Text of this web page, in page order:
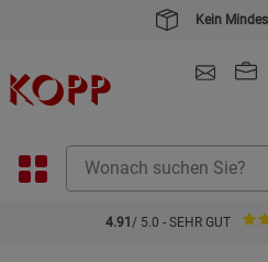
Kein
4.91 / 5.0 - SEHR GUT